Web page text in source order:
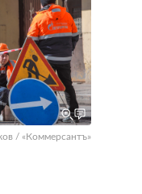
/ «Коммерсантъ»